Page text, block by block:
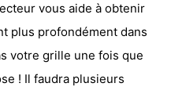
vous aide à obtenir
plus profondément dans
votre grille une fois que
! Il faudra plusieurs